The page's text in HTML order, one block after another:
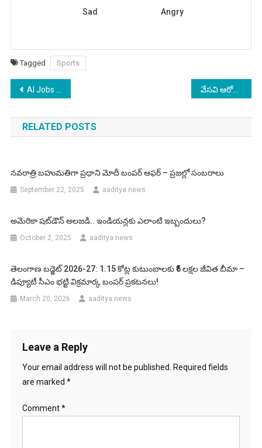
Sad Angry
Tagged Sports
Post
navigation
AI Jobs India 2026: భారత్‌లో AI నిపుణులకు ₹50 లక్షల వేతన ప్యాకేజీలు — మీరు సిద్ధంగా ఉన్నారా? వేసవి ఆరోగ్యం 2026: మండు వేసవిలో నీరసం, డీహైడ్రేషన్ నుండి రక్షించుకోండి ఇలా!
RELATED POSTS
నవరాత్రి బహుమతిగా ప్రధాని మోదీ బంపర్ ఆఫర్ – ప్రజల్లో సంబరాలు
September 22, 2025 aaditya news
అమెరికా షట్‌డౌన్‌ అలజడి.. ఇండియన్లకు ఎలాంటి ఇబ్బందులు?
October 2, 2025 aaditya news
తెలంగాణ బడ్జెట్ 2026-27: 1.15 కోట్ల కుటుంబాలకు ₹5 లక్షల జీవిత బీమా –
డిప్యూటీ సీఎం భట్టి విక్రమార్క బంపర్ ప్రకటనలు!
March 20, 2026 aaditya news
Leave a Reply
Your email address will not be published.
Required fields
are marked *
Comment*